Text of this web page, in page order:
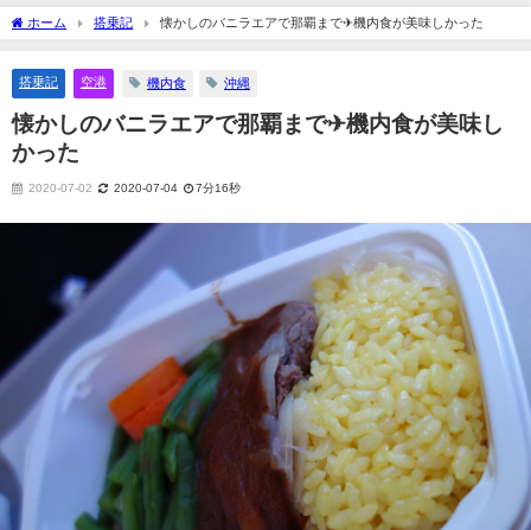
ホーム 搭乗記 懐かしのバニラエアで那覇まで✈︎機内食が美味しかった
搭乗記 空港 機内食 沖縄
懐かしのバニラエアで那覇まで✈︎機内食が美味し
かった
2020-07-02 2020-07-04 7分16秒